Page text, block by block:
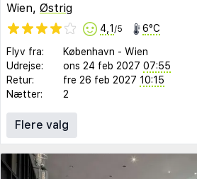
Wien, Østrig
4,1 /5 6°C
Flyv fra: København - Wien
Udrejse:
ons 24 feb 2027 07:55
Retur:
fre 26 feb 2027 10:15
Nætter:
2
Flere valg